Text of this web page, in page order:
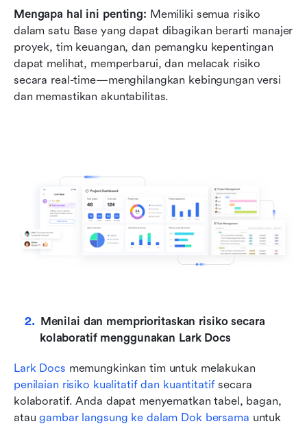
Mengapa hal ini penting: Memiliki semua risiko
dalam satu Base yang dapat dibagikan berarti manajer
proyek, tim keuangan, dan pemangku kepentingan
dapat melihat, memperbarui, dan melacak risiko
secara real-time—menghilangkan kebingungan versi
dan memastikan akuntabilitas.
Menilai dan memprioritaskan risiko secara
kolaboratif menggunakan Lark Docs
Lark Docs
penilaian risiko kualitatif dan kuantitatif secara
kolaboratif. Anda dapat menyematkan tabel, bagan,
atau gambar langsung ke dalam Dok bersama untuk